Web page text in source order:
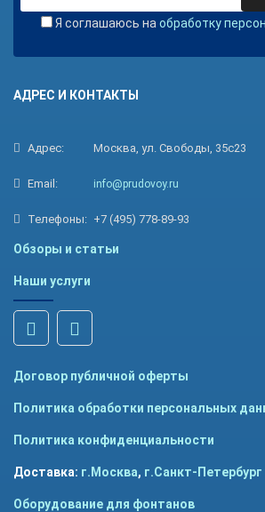
Я соглашаюсь на обработку
АДРЕС И КОНТАКТЫ
Адрес: Москва, ул. Свободы, 35с23
Email: info@prudovoy.ru
Телефоны: +7 (495) 778-89-93
Обзоры и статьи
Наши услуги
Договор публичной оферты
Политика обработки персональных
Политика конфиденциальности
Доставка: г.Москва, г.Санкт-Петербург
Оборудование для фонтанов